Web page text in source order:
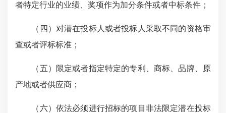
者特定行业的业绩、奖项作为加分条件或者中标条件；
（四）对潜在投标人或者投标人采取不同的资格审
查或者评标标准；
（五）限定或者指定特定的专利、商标、品牌、原
产地或者供应商；
（六）依法必须进行招标的项目非法限定潜在投标